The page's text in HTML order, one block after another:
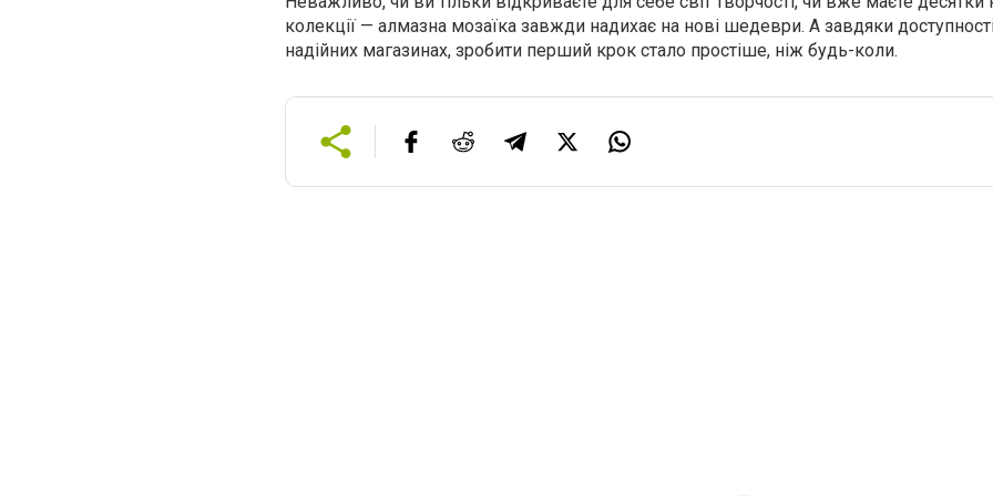
колекції — алмазна мозаїка завжди надихає на нові шедеври. А завдяки
надійних магазинах, зробити перший крок стало простіше, ніж будь-коли.